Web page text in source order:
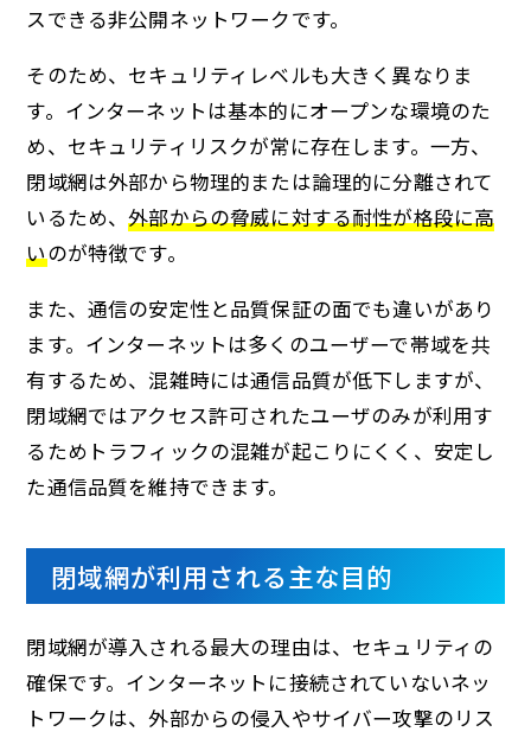
スできる非公開ネットワークです。
そのため、セキュリティレベルも大きく異なりま
す。インターネットは基本的にオープンな環境のた
め、セキュリティリスクが常に存在します。一方、
閉域網は外部から物理的または論理的に分離されて
いるため、外部からの脅威に対する耐性が格段に高
いのが特徴です。
また、通信の安定性と品質保証の面でも違いがあり
ます。インターネットは多くのユーザーで帯域を共
有するため、混雑時には通信品質が低下しますが、
閉域網ではアクセス許可されたユーザのみが利用す
るためトラフィックの混雑が起こりにくく、安定し
た通信品質を維持できます。
閉域網が利用される主な目的
閉域網が導入される最大の理由は、セキュリティの
確保です。インターネットに接続されていないネッ
トワークは、外部からの侵入やサイバー攻撃のリス